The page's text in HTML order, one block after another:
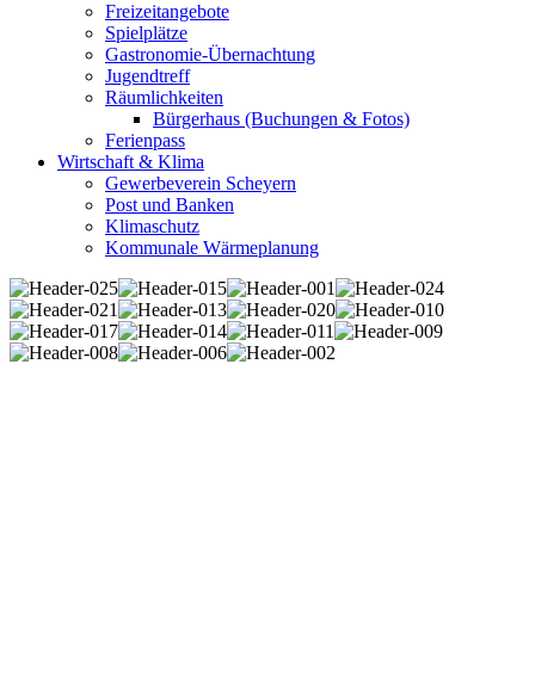
Freizeitangebote
Spielplätze
Gastronomie-Übernachtung
Jugendtreff
Räumlichkeiten
Bürgerhaus (Buchungen & Fotos)
Ferienpass
Wirtschaft & Klima
Gewerbeverein Scheyern
Post und Banken
Klimaschutz
Kommunale Wärmeplanung